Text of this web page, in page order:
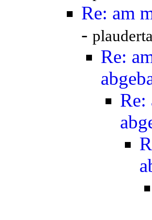
Re: am
-
Re:
Re: